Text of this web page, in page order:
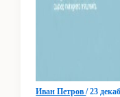
Иван Петров/23